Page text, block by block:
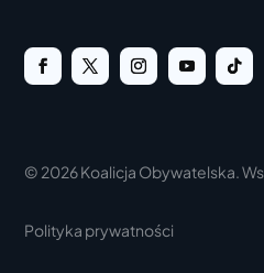
© 2026 Koalicja Obywatelska.
Polityka prywatności